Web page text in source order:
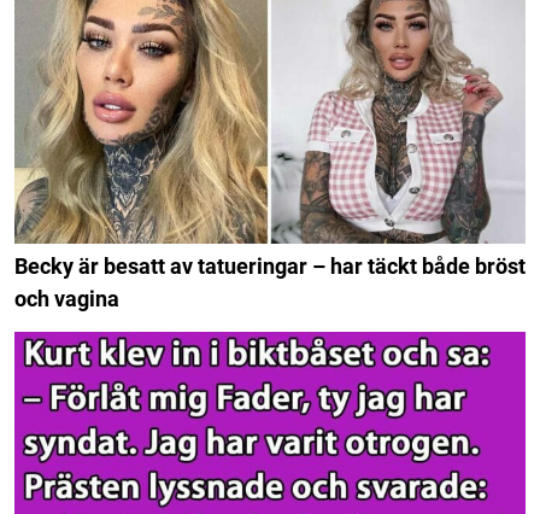
Becky är besatt av tatueringar – har täckt både bröst
och vagina